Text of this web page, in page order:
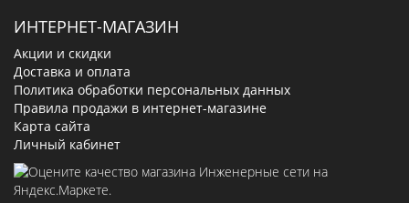
ИНТЕРНЕТ-МАГАЗИН
Акции и скидки
Доставка и оплата
Политика обработки персональных данных
Правила продажи в интернет-магазине
Карта сайта
Личный кабинет